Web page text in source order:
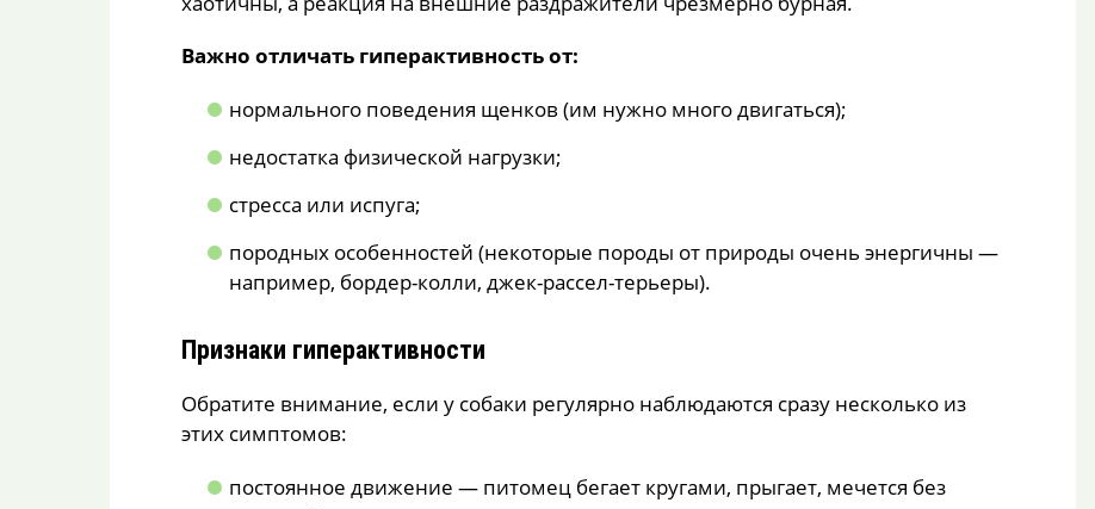
Важно отличать гиперактивность от:
нормального поведения щенков (им нужно много двигаться);
недостатка физической нагрузки;
стресса или испуга;
породных особенностей (некоторые породы от природы очень энергичны —
например, бордер-колли, джек-рассел-терьеры).
Признаки гиперактивности
Обратите внимание, если у собаки регулярно наблюдаются сразу несколько из
этих симптомов:
постоянное движение — питомец бегает кругами, прыгает, мечется без